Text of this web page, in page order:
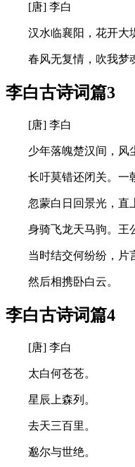
[唐] 李白
汉水临襄阳，花开大堤
春风无复情，吹我梦魂
李白古诗词篇3
[唐] 李白
少年落魄楚汉间，风尘
长吁莫错还闭关。一朝
忽蒙白日回景光，直上
身骑飞龙天马驹。王公
当时结交何纷纷，片言
然后相携卧白云。
李白古诗词篇4
[唐] 李白
太白何苍苍。
星辰上森列。
去天三百里。
邈尔与世绝。